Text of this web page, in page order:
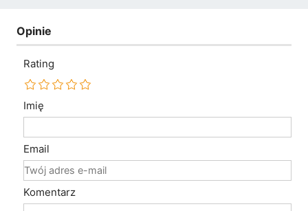
Opinie
Rating
Imię
Email
Komentarz